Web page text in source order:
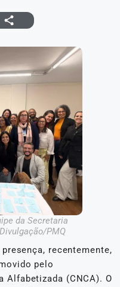
da Secretaria
PMQ
recentemente,
pelo
Alfabetizada (CNCA). O